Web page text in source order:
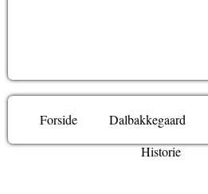
Forside
Dalbakkegaard
Historie